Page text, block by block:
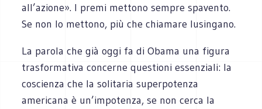
all’azione». I premi mettono sempre spavento.
Se non lo mettono, più che chiamare lusingano.
La parola che già oggi fa di Obama una figura
trasformativa concerne questioni essenziali: la
coscienza che la solitaria superpotenza
americana è un’impotenza, se non cerca la